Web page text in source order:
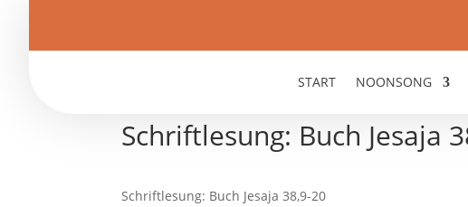
START NOONSONG
Schriftlesung: Buch Jesaja
Schriftlesung: Buch Jesaja 38,9-20